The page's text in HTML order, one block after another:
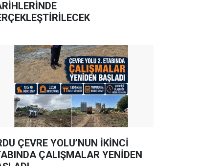
ÇEVRE YOLU’NUN İKİNCİ
ÇALIŞMALAR YENİDEN